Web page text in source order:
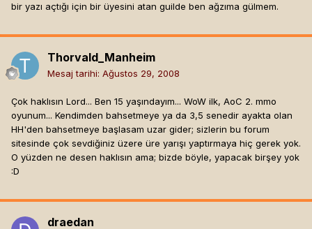
bir yazı açtığı için bir üyesini atan guilde ben ağzıma gülmem.
Thorvald_Manheim
Mesaj tarihi: Ağustos 29, 2008
Çok haklısın Lord... Ben 15 yaşındayım... WoW ilk, AoC 2. mmo
oyunum... Kendimden bahsetmeye ya da 3,5 senedir ayakta olan
HH'den bahsetmeye başlasam uzar gider; sizlerin bu forum
sitesinde çok sevdiğiniz üzere üre yarışı yaptırmaya hiç gerek yok.
O yüzden ne desen haklısın ama; bizde böyle, yapacak birşey yok
:D
draedan